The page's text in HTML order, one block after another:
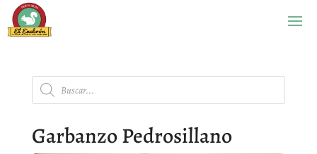
Búsqueda
de
productos
Garbanzo Pedrosillano